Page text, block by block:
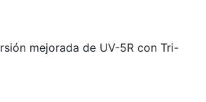
mejorada de UV-5R con Tri-